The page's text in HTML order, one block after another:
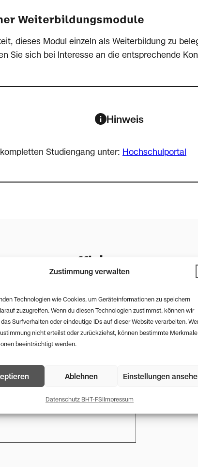
Zustimmung verwalten
Technologien wie Cookies, um Geräteinformationen zu speichern
zuzugreifen. Wenn du diesen Technologien zustimmst, können wir
Surfverhalten oder eindeutige IDs auf dieser Website verarbeiten.
nicht erteilst oder zurückziehst, können bestimmte Merkmale
beeinträchtigt werden.
Ablehnen Einstellungen
Datenschutz BHT-FSIImpressum
Weiterbildungsmodule
dieses Modul einzeln als Weiterbildung zu
Sie sich bei Interesse an die entsprechende
Hinweis
Studiengang unter: Hochschulportal